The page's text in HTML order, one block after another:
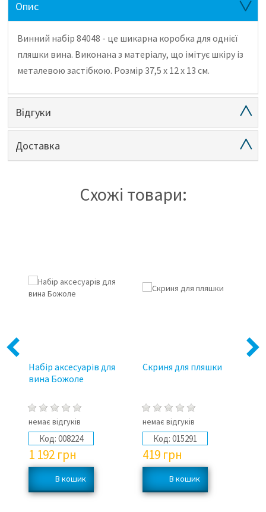
Опис
Винний набір 84048 - це шикарна коробка для однієї
пляшки вина. Виконана з матеріалу, що імітує шкіру із
металевою застібкою. Розмір 37,5 x 12 x 13 см.
Відгуки
Доставка
Схожі товари:
Previous
Набір аксесуарів для
вина Божоле
немає відгуків
Код: 008224
1 192 грн
Скриня для пляшки
немає відгуків
Код: 015291
419 грн
Next